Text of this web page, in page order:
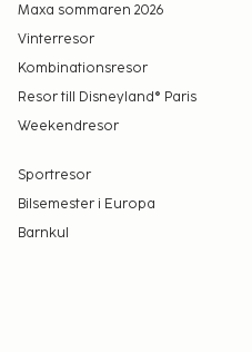
Maxa sommaren 2026
Vinterresor
Kombinationsresor
Resor till Disneyland® Paris
Weekendresor
Sportresor
Bilsemester i Europa
Barnkul